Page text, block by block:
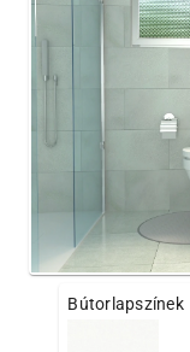
Bútorlapszínek